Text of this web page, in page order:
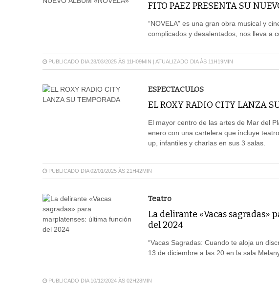
FITO PAEZ PRESENTA SU
“NOVELA” es una gran obra musical y
complicados y desalentados, nos lleva a
PUBLICADO DIA 28/03/2025 ÀS 11H09MIN | ATUALIZADO DIA ÀS 11H19MIN
ESPECTACULOS
EL ROXY RADIO CITY LANZA
El mayor centro de las artes de Mar del
enero con una cartelera que incluye
up, infantiles y charlas en sus 3 salas.
PUBLICADO DIA 02/01/2025 ÀS 21H42MIN
Teatro
La delirante «Vacas
del 2024
“Vacas Sagradas: Cuando te aloja un
13 de diciembre a las 20 en la sala
PUBLICADO DIA 10/12/2024 ÀS 02H28MIN